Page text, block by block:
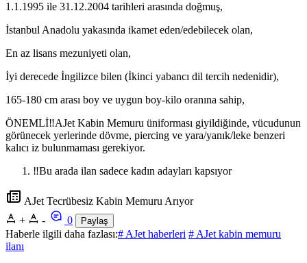
1.1.1995 ile 31.12.2004 tarihleri arasında doğmuş,
İstanbul Anadolu yakasında ikamet eden/edebilecek olan,
En az lisans mezuniyeti olan,
İyi derecede İngilizce bilen (İkinci yabancı dil tercih nedenidir),
165-180 cm arası boy ve uygun boy-kilo oranına sahip,
ÖNEMLİ‼️AJet Kabin Memuru üniforması giyildiğinde, vücudunun
görünecek yerlerinde dövme, piercing ve yara/yanık/leke benzeri
kalıcı iz bulunmaması gerekiyor.
‼️Bu arada ilan sadece kadın adayları kapsıyor
AJet Tecrübesiz Kabin Memuru Arıyor
+
- 0 Paylaş
Haberle ilgili daha fazlası:# AJet haberleri # AJet kabin memuru
ilanı